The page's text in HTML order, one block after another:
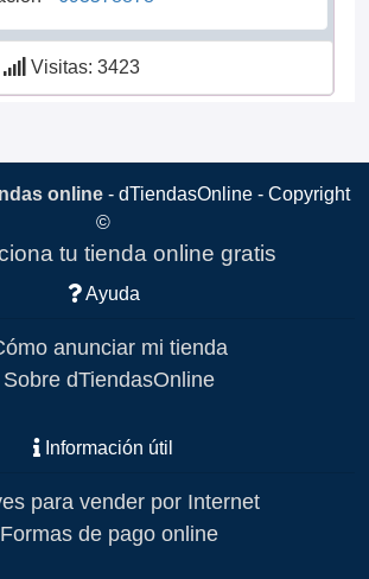
Visitas: 3423
online - dTiendasOnline - Copyright
©
tu tienda online gratis
Ayuda
anunciar mi tienda
Sobre dTiendasOnline
Información útil
para vender por Internet
Formas de pago online